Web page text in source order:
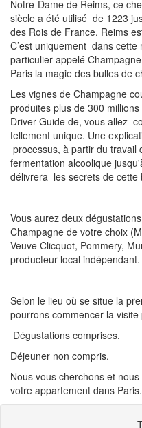
Notre-Dame de Reims, ce
siècle a été utilisé de 1223
des Rois de France. Reims
C’est uniquement dans cette
particulier appelé
Paris la magie des bulles de
Les vignes de Champagne
produites plus de 300
Driver Guide de, vous allez
tellement unique. Une
processus, à partir du
fermentation alcoolique
délivrera les secrets de cette
Vous aurez deux
Champagne de votre choix
Veuve Clicquot, Pommery,
producteur local indépendant.
Selon le lieu où se situe la
pourrons commencer la
Dégustations comprises.
Déjeuner non compris.
Nous vous cherchons et
votre appartement dans Paris.